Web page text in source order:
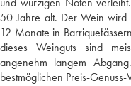
50 Jahre alt. Der Wein wird
12 Monate in
dieses Weinguts sind
angenehm langem
bestmöglichen Preis-Genuss-